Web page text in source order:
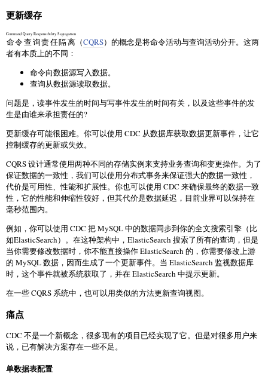
更新缓存
命令查询责任隔离
Command Query Responsibility Segregation
（CQRS）的概念是将命令活动与查询活动分开。这两
者有本质上的不同：
命令向数据源写入数据。
查询从数据源读取数据。
问题是，读事件发生的时间与写事件发生的时间有关，以及这些事件的发
生是由谁来承担责任的?
更新缓存可能很困难。你可以使用 CDC 从数据库获取数据更新事件，让它
控制缓存的更新或失效。
CQRS 设计通常使用两种不同的存储实例来支持业务查询和变更操作。为了
保证数据的一致性，我们可以使用分布式事务来保证强大的数据一致性，
代价是可用性、性能和扩展性。你也可以使用 CDC 来确保最终的数据一致
性，它的性能和伸缩性较好，但其代价是数据延迟，目前业界可以保持在
毫秒范围内。
例如，你可以使用 CDC 把 MySQL 中的数据同步到你的全文搜索引擎（比
如ElasticSearch）。在这种架构中，ElasticSearch 搜索了所有的查询，但是
当你需要修改数据时，你不能直接操作 ElasticSearch 的，你需要修改上游
的 MySQL 数据，因而生成了一个更新事件。当 ElasticSearch 监视数据库
时，这个事件就被系统获取了，并在 ElasticSearch 中提示更新。
在一些 CQRS 系统中，也可以用类似的方法更新查询视图。
痛点
CDC 不是一个新概念，很多现有的项目已经实现了它。但是对很多用户来
说，已有解决方案存在一些不足。
单数据表配置